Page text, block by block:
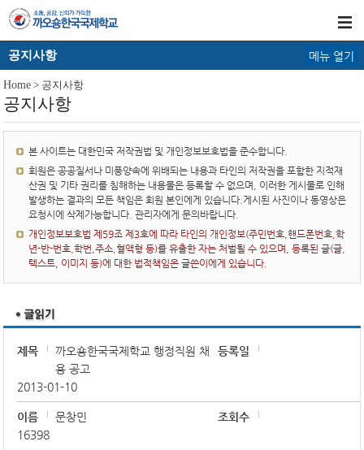
공지사항 메뉴 열기
Home > 공지사항
공지사항
본 사이트는 대한민국 저작권법 및 개인정보보호법을 준수합니다.
회원은 공공질서나 미풍양속에 위배되는 내용과 타인의 저작권을 포함한 지적재
산권 및 기타 권리를 침해하는 내용물은 등록할 수 없으며, 이러한 게시물로 인해
발생하는 결과의 모든 책임은 회원 본인에게 있습니다.게시된 사진이나 동영상은
요청시에 삭제가능합니다. 관리자에게 문의바랍니다.
개인정보보호법 제59조 제3호에 따라 타인의 개인정보(주민번호,핸드폰번호,학
년-반-번호,학번,주소,혈액형 등)를 유출한 자는 처벌될 수 있으며, 등록된 글(글,
텍스트, 이미지 등)에 대한 법적책임은 글쓴이에게 있습니다.
제목
까오숑한국국제학교 행정직원 채
용 공고
등록일
2013-01-10
이름 문창민
조회수
16398